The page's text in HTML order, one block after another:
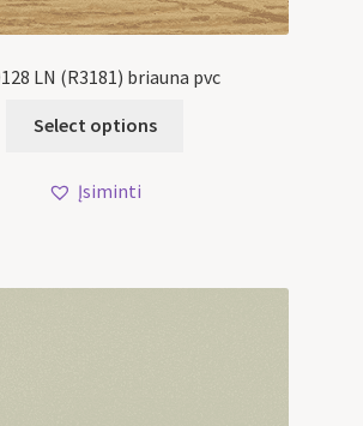
LN (R3181) briauna pvc
Select options
Įsiminti